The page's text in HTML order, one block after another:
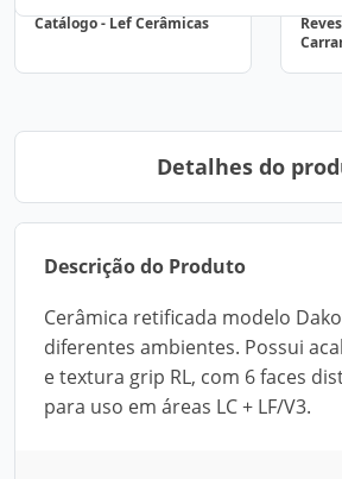
Catálogo - Lef Cerâmicas
Detalhes do
Descrição do Produto
Cerâmica retificada modelo
diferentes ambientes. Possui
e textura grip RL, com 6 faces
para uso em áreas LC + LF/V3.